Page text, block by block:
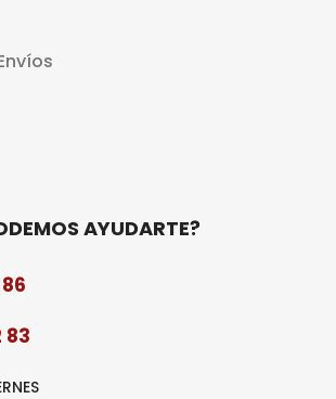
AYUDARTE?
83